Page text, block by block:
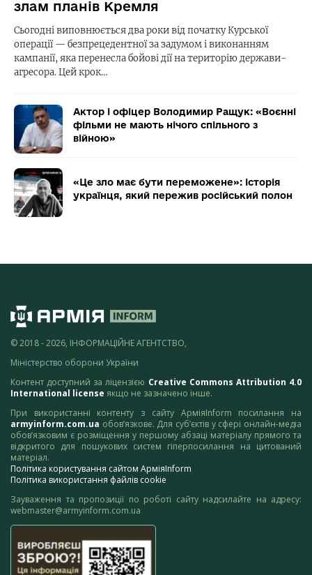
злам планів Кремля
Сьогодні виповнюється два роки від початку Курської
операції — безпрецедентної за задумом і виконанням
кампанії, яка перенесла бойові дії на територію держави-
агресора. Цей крок…
Актор і офіцер Володимир Ращук: «Воєнні
фільми не мають нічого спільного з
війною»
«Це зло має бути переможене»: історія
українця, який пережив російський полон
© 2018 - 2026, ІНФОРМАЦІЙНЕ АГЕНТСТВО,
Міністерство оборони України
Контент доступний за ліцензією Creative Commons Attribution 4.0
International license якщо не зазначено інше.
При використанні контенту з сайту АрміяInform посилання на
armyinform.com.ua обов’язкове. Для суб’єктів у сфері онлайн-медіа
обов’язковим є розміщення у першому абзаці матеріалу прямого та
відкритого для пошукових систем гіперпосилання на цитований
матеріал.
Політика користування сайтом АрміяInform
Політика використання файлів cookie
Зауваження та пропозиції по роботі сайту надсилайте на адресу:
webmaster@armyinform.com.ua